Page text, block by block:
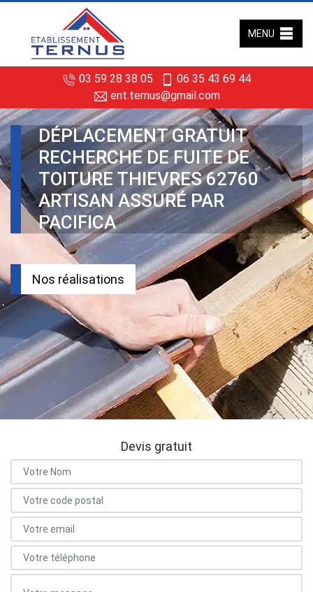
03 59 28 38 05
06 35 43 69 44
ent.ternus@gmail.com
MENU
DÉPLACEMENT GRATUIT
RECHERCHE DE FUITE DE
TOITURE THIEVRES 62760
ARTISAN ASSURÉ PAR
PACIFICA
Nos réalisations
Devis gratuit